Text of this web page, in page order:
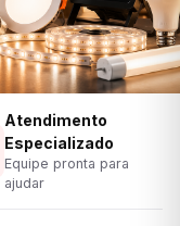
Atendimento
Especializado
Equipe pronta para
ajudar